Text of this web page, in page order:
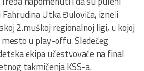
Utka Đulovića, izneli
2.muškoj regionalnoj ligi, u kojoj
u play-offu. Sledećeg
ekipa učestvovaće na final
takmičenja KSS-a.